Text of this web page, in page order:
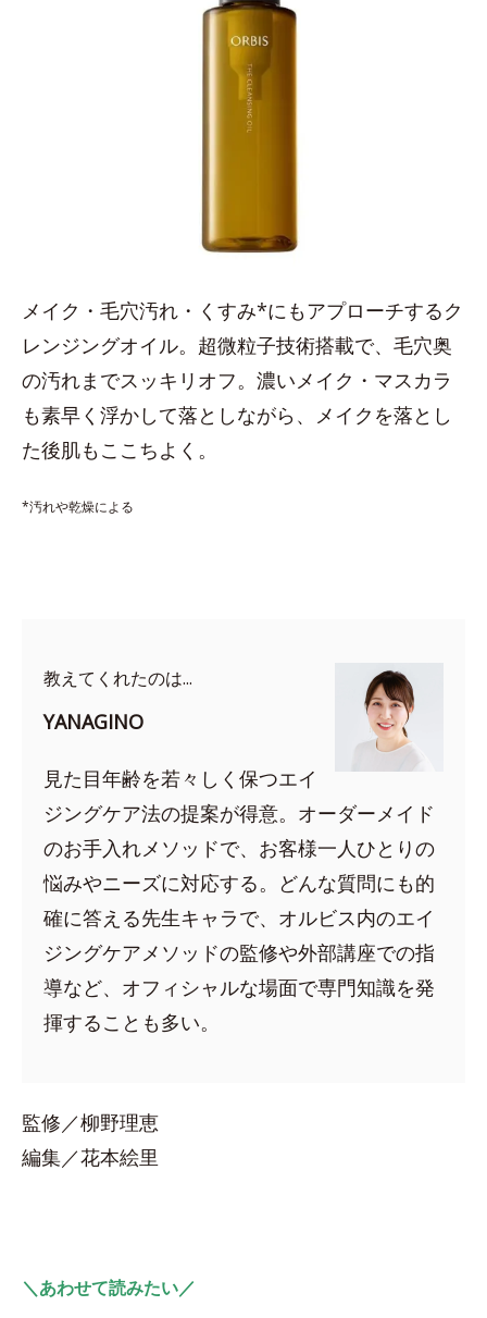
メイク・毛穴汚れ・くすみ*にもアプローチするク
レンジングオイル。超微粒子技術搭載で、毛穴奥
の汚れまでスッキリオフ。濃いメイク・マスカラ
も素早く浮かして落としながら、メイクを落とし
た後肌もここちよく。
*汚れや乾燥による
教えてくれたのは...
YANAGINO
見た目年齢を若々しく保つエイ
ジングケア法の提案が得意。オーダーメイド
のお手入れメソッドで、お客様一人ひとりの
悩みやニーズに対応する。どんな質問にも的
確に答える先生キャラで、オルビス内のエイ
ジングケアメソッドの監修や外部講座での指
導など、オフィシャルな場面で専門知識を発
揮することも多い。
監修／柳野理恵
編集／花本絵里
＼あわせて読みたい／